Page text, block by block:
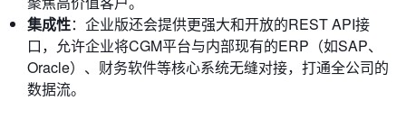
集成性：企业版还会提供更强大和开放的REST API接
口，允许企业将CGM平台与内部现有的ERP（如SAP、
Oracle）、财务软件等核心系统无缝对接，打通全公司的
数据流。